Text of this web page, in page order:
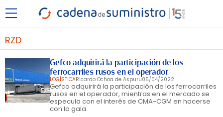
RZD
Gefco adquirirá la participación de los
ferrocarriles rusos en el operador
LOGÍSTICARicardo Ochoa de Aspuru05/04/2022
Gefco adquirirá la participación de los ferrocarriles
rusos en el operador, mientras en el mercado se
especula con el interés de CMA-CGM en hacerse
con la gala.